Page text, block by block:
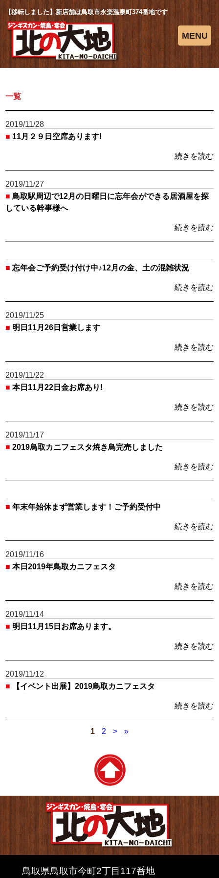
【移転しました】新店舗は鳥取市永楽温泉町374番地です
MENU
一覧
2019/11/28
■ 11月２９日空席あります!
続きを読む
2019/11/27
■ 鳥取駅周辺で12月の日曜日に忘年会ができる居酒屋を探
している幹事様へ
続きを読む
■ 忘年会ご予約受け付け中♪12月の金、土の混雑状況
続きを読む
2019/11/25
■ 明日11月26日営業します
続きを読む
2019/11/22
■ 本日11月22日金お席あり!
続きを読む
2019/11/17
■ 2019鳥取カニフェスタ焼き鳥完売しました
続きを読む
■ 年末年始休まず営業します！ご予約受付中
続きを読む
2019/11/16
■ 本日2019年鳥取カニフェスタ
続きを読む
2019/11/14
■ 明日11月15日お席あります。
続きを読む
2019/11/12
■
【イベント出展】2019鳥取カニフェスタ
続きを読む
1 2 > »
鳥取県鳥取市今町2丁目117番地